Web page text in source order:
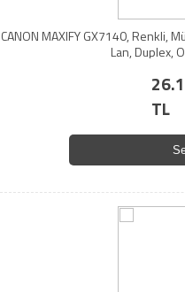
CANON MAXIFY GX7140, Renkli,
Lan, Duplex,
TL